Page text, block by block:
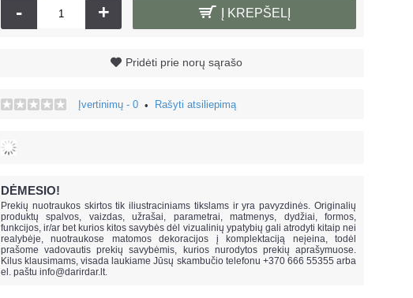
- + Į KREPŠELĮ
Pridėti prie norų sąrašo
Įvertinimų - 0 • Rašyti atsiliepimą
DĖMESIO!
Prekių nuotraukos skirtos tik iliustraciniams tikslams ir yra pavyzdinės. Originalių
produktų spalvos, vaizdas, užrašai, parametrai, matmenys, dydžiai, formos,
funkcijos, ir/ar bet kurios kitos savybės dėl vizualinių ypatybių gali atrodyti kitaip nei
realybėje, nuotraukose matomos dekoracijos į komplektaciją neįeina,todėl
prašome vadovautis prekių savybėmis, kurios nurodytos prekių aprašymuose.
Kilus klausimams, visada laukiame Jūsų skambučio telefonu +370 666 55355 arba
el. paštu info@darirdar.lt.